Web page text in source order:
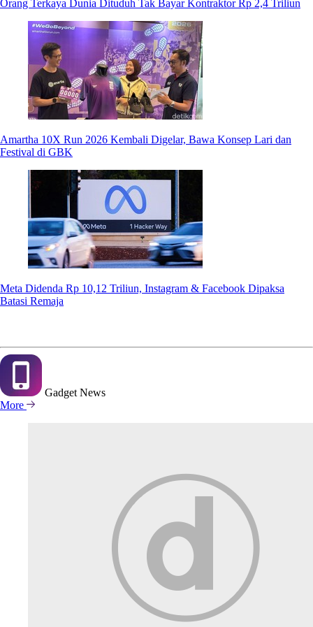
Orang Terkaya Dunia Dituduh Tak Bayar Kontraktor Rp 2,4 Triliun
Amartha 10X Run 2026 Kembali Digelar, Bawa Konsep Lari dan
Festival di GBK
Meta Didenda Rp 10,12 Triliun, Instagram & Facebook Dipaksa
Batasi Remaja
Gadget News
More